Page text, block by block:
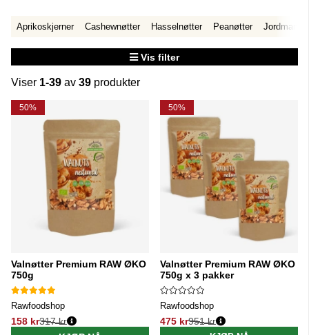
Aprikoskjerner Cashewnøtter Hasselnøtter Peanøtter Jordmandel
Vis filter
Viser 1-39 av 39 produkter
Produkter
50%
Valnøtter Premium RAW ØKO
750g
Rawfoodshop
158 kr
Vanlig pris:
317 kr
50%
Valnøtter Premium RAW ØKO
750g x 3 pakker
Rawfoodshop
475 kr
Vanlig pris:
951 kr